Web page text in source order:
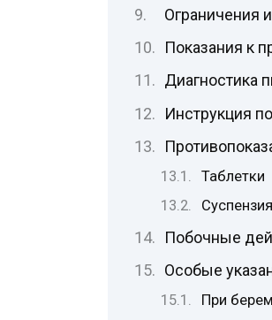
Ограничения
Показания к
Диагностика
Инструкция
Таблетки
Суспензия
Побочные
Особые
При